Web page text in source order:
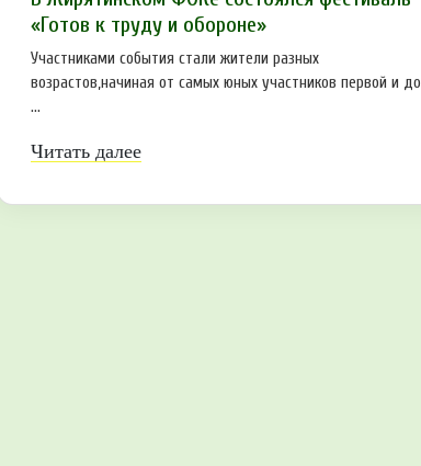
«Готов к труду и обороне»
Участниками события стали жители разных
возрастов,начиная от самых юных участников первой и до
...
Читать далее